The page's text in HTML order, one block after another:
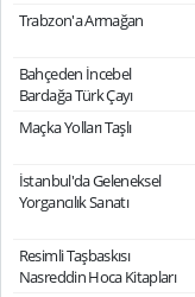
Trabzon'a Armağan
Bahçeden İncebel
Bardağa Türk Çayı
Maçka Yolları Taşlı
İstanbul'da Geleneksel
Yorgancılık Sanatı
Resimli Taşbaskısı
Nasreddin Hoca Kitapları